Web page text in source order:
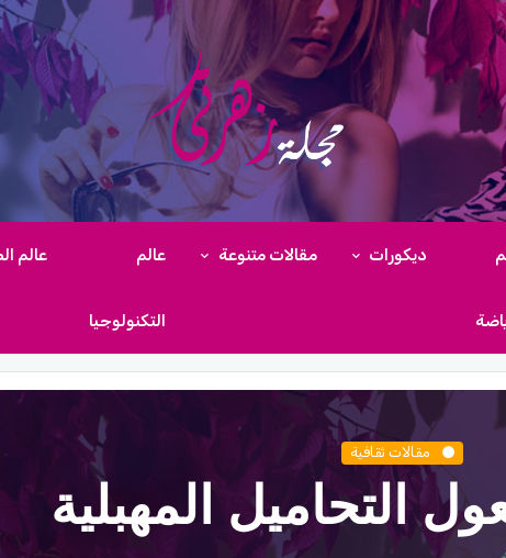
ديكورات مقالات متنوعة عالم
التكنولوجيا
عالم
مقالات ثقافية
التحاميل المهبلية